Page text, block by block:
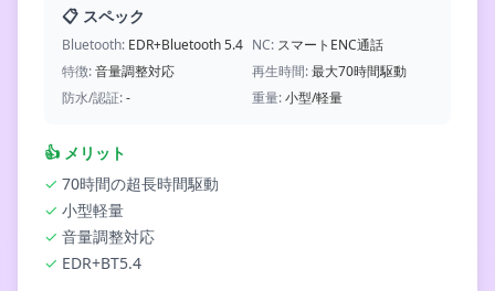
📋 スペック
Bluetooth: EDR+Bluetooth 5.4 NC: スマートENC通話
特徴:音量調整対応 再生時間:最大70時間駆動
防水/認証:- 重量:小型/軽量
👍 メリット
✓ 70時間の超長時間駆動
✓ 小型軽量
✓ 音量調整対応
✓ EDR+BT5.4